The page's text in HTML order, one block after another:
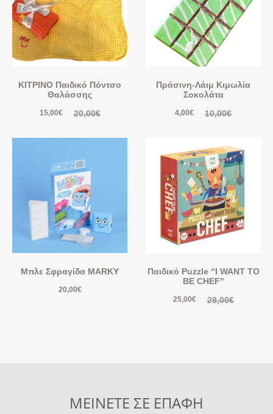
ΚΙΤΡΙΝΟ Παιδικό Πόντσο
Θαλάσσης
20,00€
15,00€
Πράσινη-Λάιμ Κιμωλία
Σοκολάτα
10,00€
4,00€
Μπλε Σφραγίδα MARKY
20,00€
Παιδικό Puzzle “I WANT TO
BE CHEF”
28,00€
25,00€
ΜΕΙΝΕΤΕ ΣΕ ΕΠΑΦΗ